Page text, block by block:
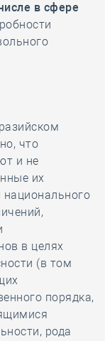
в сфере
что
и не
их
в целях
(в том
порядка,
рода